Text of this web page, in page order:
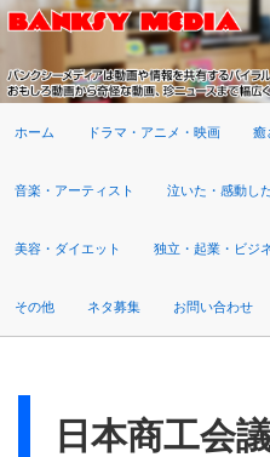
ホーム ドラマ・アニメ・映画 癒
音楽・アーティスト 泣いた・感動し
美容・ダイエット 独立・起業・ビジ
その他 ネタ募集 お問い合わせ
日本商工会